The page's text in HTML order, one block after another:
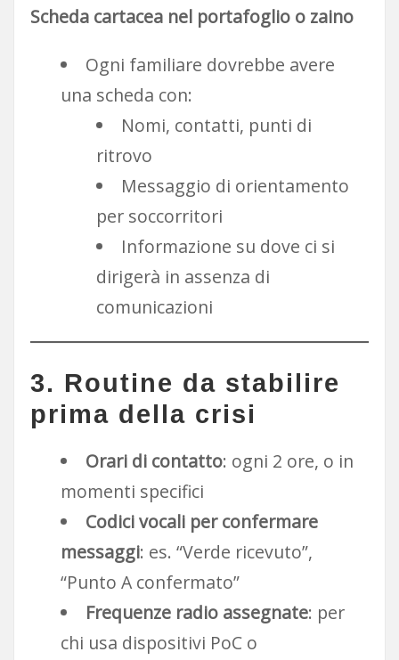
Scheda cartacea nel portafoglio o zaino
Ogni familiare dovrebbe avere
una scheda con:
Nomi, contatti, punti di
ritrovo
Messaggio di orientamento
per soccorritori
Informazione su dove ci si
dirigerà in assenza di
comunicazioni
3. Routine da stabilire
prima della crisi
Orari di contatto: ogni 2 ore, o in
momenti specifici
Codici vocali per confermare
messaggi: es. “Verde ricevuto”,
“Punto A confermato”
Frequenze radio assegnate: per
chi usa dispositivi PoC o